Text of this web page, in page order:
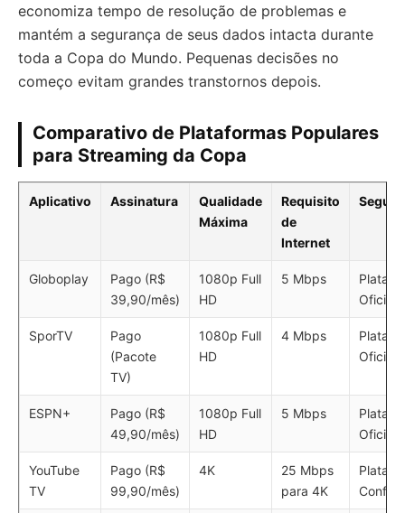
economiza tempo de resolução de problemas e
mantém a segurança de seus dados intacta durante
toda a Copa do Mundo. Pequenas decisões no
começo evitam grandes transtornos depois.
Comparativo de Plataformas Populares
para Streaming da Copa
Aplicativo Assinatura
Qualidade
Máxima
Requisito
de
Internet
Globoplay
Pago (R$
39,90/mês)
1080p Full
HD
5 Mbps
Oficial
SporTV
Pago
(Pacote
TV)
1080p Full
HD
4 Mbps
Oficial
ESPN+
Pago (R$
49,90/mês)
1080p Full
HD
5 Mbps
Oficial
YouTube
TV
Pago (R$
99,90/mês)
4K
25 Mbps
para 4K